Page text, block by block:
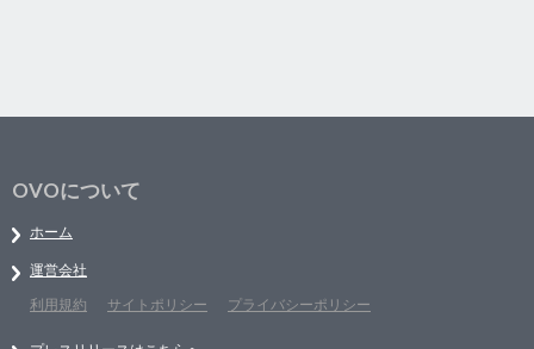
OVOについて
ホーム
運営会社
利用規約
サイトポリシー プライバシーポリシー